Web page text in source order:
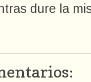
dure la